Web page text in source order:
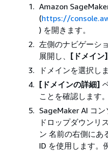
Amazon
(https://
) を開きます。
左側のナビゲーシ
展開し、 [ドメイン]
ドメインを選択しま
[ドメインの詳細]
ことを確認します。
SageMaker AI コ
ドロップダウンリ
ン 名前の右側にあ
ID を使用します。